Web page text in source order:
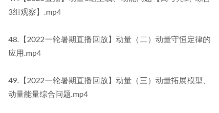
3组观察】.mp4
48.【2022一轮暑期直播回放】动量（二）动量守恒定律的
应用.mp4
49.【2022一轮暑期直播回放】动量（三）动量拓展模型、
动量能量综合问题.mp4